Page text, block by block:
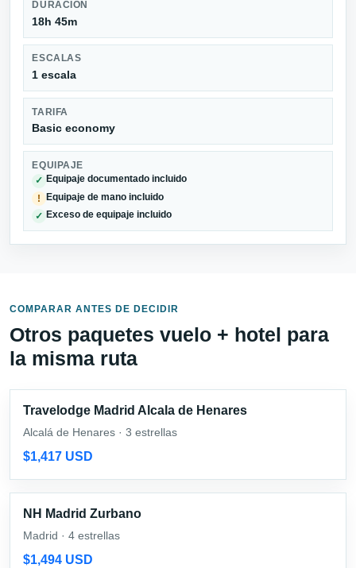
DURACIÓN
18h 45m
ESCALAS
1 escala
TARIFA
Basic economy
EQUIPAJE
✓ Equipaje documentado incluido
! Equipaje de mano incluido
✓ Exceso de equipaje incluido
COMPARAR ANTES DE DECIDIR
Otros paquetes vuelo + hotel para
la misma ruta
Travelodge Madrid Alcala de Henares
Alcalá de Henares · 3 estrellas
$1,417 USD
NH Madrid Zurbano
Madrid · 4 estrellas
$1,494 USD